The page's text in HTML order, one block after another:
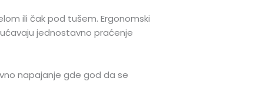
ili čak pod tušem. Ergonomski
jednostavno praćenje
napajanje gde god da se